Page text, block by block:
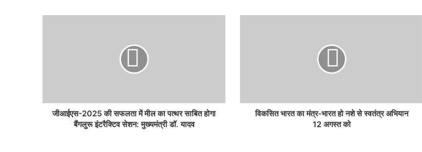
जीआईएस-2025 की सफलता में मील का पत्थर साबित होगा
बैंगलुरू इंटरैक्टिव सेशन: मुख्यमंत्री डॉ. यादव
विकसित भारत का मंत्र-भारत हो नशे से स्वतंत्र अभियान
12 अगस्त को